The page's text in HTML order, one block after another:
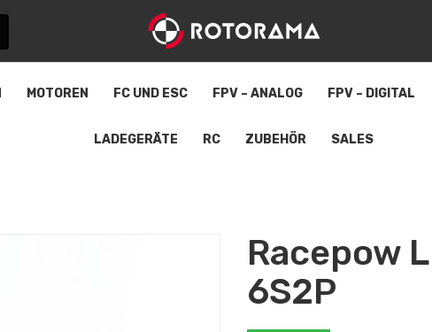
MOTOREN FC UND ESC FPV – ANALOG FPV – DIGITAL
LADEGERÄTE RC ZUBEHÖR SALES
Racepow
6S2P